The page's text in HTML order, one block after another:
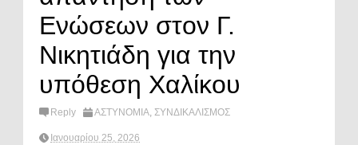
Ενώσεων στον Γ.
Νικητιάδη για την
υπόθεση Χαλίκου
Reply ΑΣΤΥΝΟΜΙΑ, ΣΥΝΔΙΚΑΛΙΣΜΟΣ
Ιανουαρίου 25, 2026